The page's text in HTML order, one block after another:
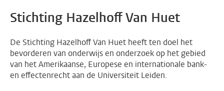
Stichting Hazelhoff Van Huet
De Stichting Hazelhoff Van Huet heeft ten doel het
bevorderen van onderwijs en onderzoek op het gebied
van het Amerikaanse, Europese en internationale bank-
en effectenrecht aan de Universiteit Leiden.